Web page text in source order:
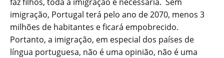
imigração, Portugal terá pelo ano de 2070, menos 3
milhões de habitantes e ficará empobrecido.
Portanto, a imigração, em especial dos países de
língua portuguesa, não é uma opinião, não é uma